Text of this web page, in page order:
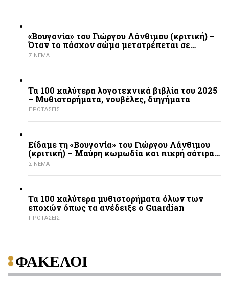
«Βουγονία» του Γιώργου Λάνθιμου (κριτική) –
Όταν το πάσχον σώμα μετατρέπεται σε…
ΣΙΝΕΜΑ
Τα 100 καλύτερα λογοτεχνικά βιβλία του 2025
– Mυθιστορήματα, νουβέλες, διηγήματα
ΠΡΟΤΑΣΕΙΣ
Είδαμε τη «Βουγονία» του Γιώργου Λάνθιμου
(κριτική) – Μαύρη κωμωδία και πικρή σάτιρα…
ΣΙΝΕΜΑ
Τα 100 καλύτερα μυθιστορήματα όλων των
εποχών όπως τα ανέδειξε ο Guardian
ΠΡΟΤΑΣΕΙΣ
ΦΑΚΕΛΟΙ